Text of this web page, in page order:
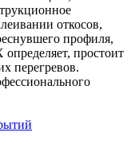
откосов,
профиля,
простоит
перегревов.